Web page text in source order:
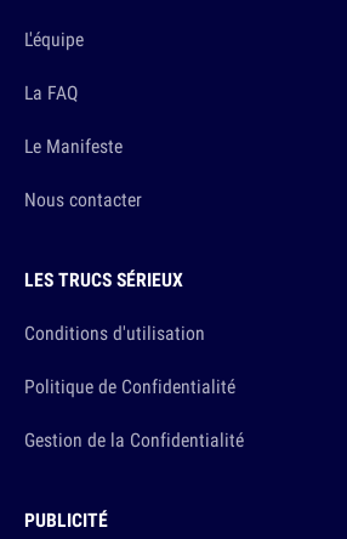
L'équipe
La FAQ
Le Manifeste
Nous contacter
LES TRUCS SÉRIEUX
Conditions d'utilisation
Politique de Confidentialité
Gestion de la Confidentialité
PUBLICITÉ